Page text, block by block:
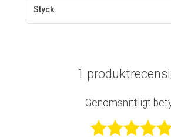
Styck
1
Genomsnittligt